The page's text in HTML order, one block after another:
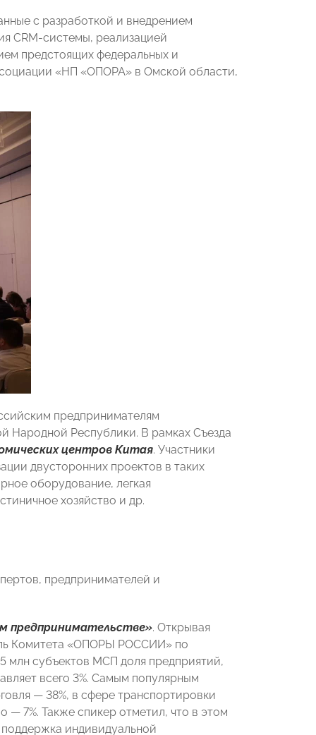
с разработкой и внедрением
CRM-системы, реализацией
предстоящих федеральных и
«НП «ОПОРА» в Омской области,
предпринимателям
Народной Республики. В рамках Съезда
центров Китая. Участники
двусторонних проектов в таких
оборудование, легкая
хозяйство и др.
предпринимателей и
предпринимательстве». Открывая
Комитета «ОПОРЫ РОССИИ» по
млн субъектов МСП доля предприятий,
всего 3%. Самым популярным
— 38%, в сфере транспортировки
— 7%. Также спикер отметил, что в этом
индивидуальной